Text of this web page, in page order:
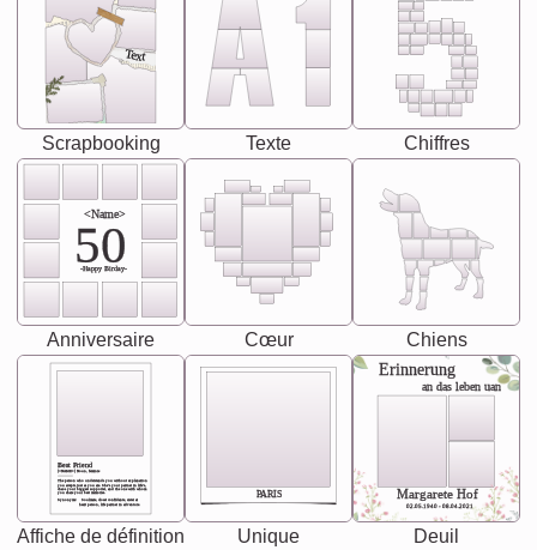
Text
Scrapbooking Texte Chiffres
<Name>
50
-Happy Birday-
Anniversaire Cœur Chiens
Best Friend
[<NAME>] Noun, feminie
Synonyms: Soulmate, closet confidante, sister at
heart person, life partner in adventure.
The person who understands you without explanation
you accepts just as you are. She's your partner in life's,
chaos your biggest supporter, and the one with whom
you share your best memories.
Affiche de définition
PARIS
Unique
Erinnerung
an das leben uan
Margarete Hof
02.05.1940 - 08.04.2021
Deuil